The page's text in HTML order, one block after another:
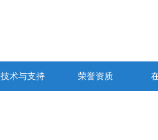
技术与支持 荣誉资质